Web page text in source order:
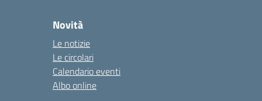
Novità
Le notizie
Le circolari
Calendario eventi
Albo online